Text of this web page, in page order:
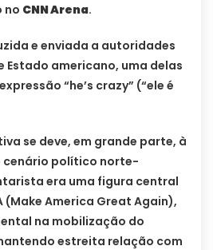
no CNN Arena.
e enviada a autoridades
Estado americano, uma delas
“he’s crazy” (“ele é
se deve, em grande parte, à
cenário político norte-
era uma figura central
(Make America Great Again),
na mobilização do
estreita relação com